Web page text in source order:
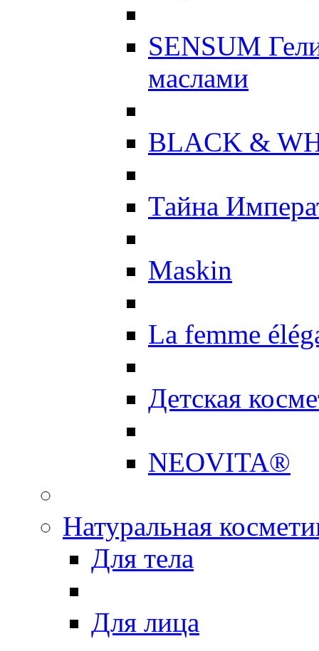
SENSUM
маслами
BLACK &
Тайна
Maskin
La femme
Детская
NEOVITA®
Натуральная
Для тела
Для лица